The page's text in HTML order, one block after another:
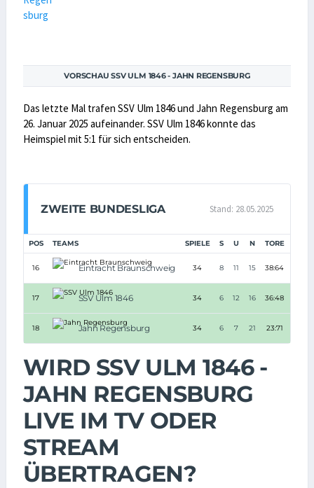
VORSCHAU SSV ULM 1846 - JAHN REGENSBURG
Das letzte Mal trafen SSV Ulm 1846 und Jahn Regensburg am
26. Januar 2025 aufeinander. SSV Ulm 1846 konnte das
Heimspiel mit 5:1 für sich entscheiden.
ZWEITE BUNDESLIGA Stand: 28.05.2025
POS TEAMS SPIELE S U N TORE
16 Eintracht Braunschweig 34 8 11 15 38:64
17 SSV Ulm 1846 34 6 12 16 36:48
18 Jahn Regensburg 34 6 7 21 23:71
WIRD SSV ULM 1846 -
JAHN REGENSBURG
LIVE IM TV ODER
STREAM
ÜBERTRAGEN?